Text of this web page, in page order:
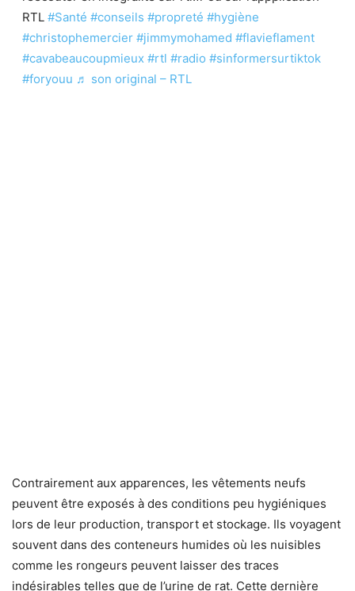
RTL #Santé #conseils #propreté #hygiène
#christophemercier #jimmymohamed #flavieflament
#cavabeaucoupmieux #rtl #radio #sinformersurtiktok
#foryouu ♬ son original – RTL
Contrairement aux apparences, les vêtements neufs
peuvent être exposés à des conditions peu hygiéniques
lors de leur production, transport et stockage. Ils voyagent
souvent dans des conteneurs humides où les nuisibles
comme les rongeurs peuvent laisser des traces
indésirables telles que de l’urine de rat. Cette dernière